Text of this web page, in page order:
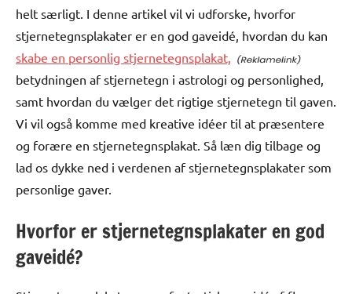
helt særligt. I denne artikel vil vi udforske, hvorfor
stjernetegnsplakater er en god gaveidé, hvordan du kan
skabe en personlig stjernetegnsplakat,
betydningen af stjernetegn i astrologi og personlighed,
samt hvordan du vælger det rigtige stjernetegn til gaven.
Vi vil også komme med kreative idéer til at præsentere
og forære en stjernetegnsplakat. Så læn dig tilbage og
lad os dykke ned i verdenen af stjernetegnsplakater som
personlige gaver.
Hvorfor er stjernetegnsplakater en god
gaveidé?